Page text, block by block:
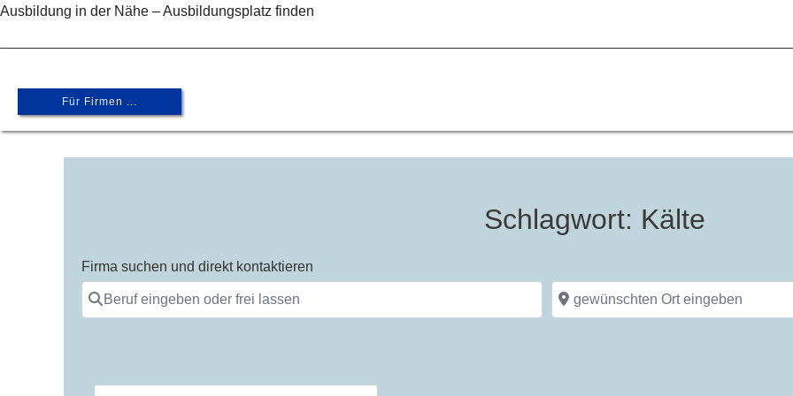
Zum
Ausbildung in der Nähe – Ausbildungsplatz finden
Für Firmen ...
Schlagwort: Kälte
Firma suchen und direkt kontaktieren
Beruf eingeben oder frei lassen
gewünschten Ort eingeben